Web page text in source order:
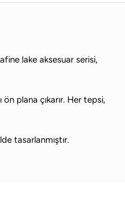
lake aksesuar serisi,
plana çıkarır. Her tepsi,
tasarlanmıştır.